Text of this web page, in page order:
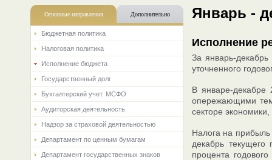
Основные направления Дополнительно
Бюджетная политика
Налоговая политика
Исполнение бюджета
Государственный долг
Бухгалтерский учет. МСФО
Аудиторская деятельность
Надзор за страховой деятельностью
Департамент по ценным бумагам
Департамент государственных знаков
Январь -
Исполнение
За январь-
уточненного
В январе-декабре
опережающими
секторе
Налога на прибыль
декабрь
процента